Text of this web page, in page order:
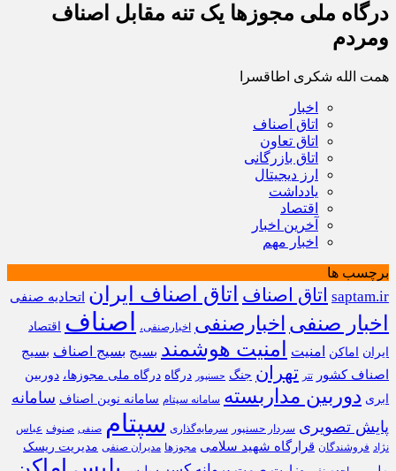
درگاه ملی مجوزها یک تنه مقابل اصناف
ومردم
همت الله شکری اطاقسرا
اخبار
اتاق اصناف
اتاق تعاون
اتاق بازرگانی
ارز دیجیتال
یادداشت
اقتصاد
آخرین اخبار
اخبار مهم
برچسب ها
saptam.ir اتاق اصناف اتاق اصناف ایران اتحادیه صنفی
اخبار صنفی اخبارصنفی اخبارصنفی، اصناف
اقتصاد
ایران
اماکن امنیت امنیت هوشمند بسیج بسیج اصناف بسیج
اصناف کشور
تتر تهران جنگ حسنپور درگاه درگاه ملی مجوزها، دوربین
ابری دوربین مداربسته سامانه سپتام سامانه نوین اصناف سامانه
پایش تصویری سردار حسنپور سرمایه‌گذاری سپتام صنفی صنوف عباس
نژاد فروشندگان قرارگاه شهید سلامی مجوزها مدیران صنفی مدیریت ریسک